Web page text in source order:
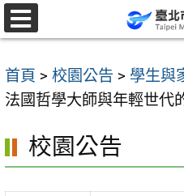
跳
至
要
內
區
首頁 > 校園公告 > 學生與
法國哲學大師與年輕世代
校園公告
選
單